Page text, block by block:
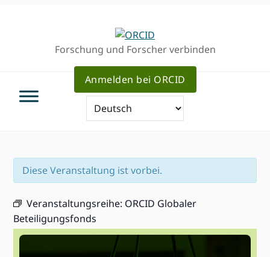
Forschung und Forscher verbinden
Anmelden bei ORCID
Diese Veranstaltung ist vorbei.
Veranstaltungsreihe: ORCID Globaler
Beteiligungsfonds